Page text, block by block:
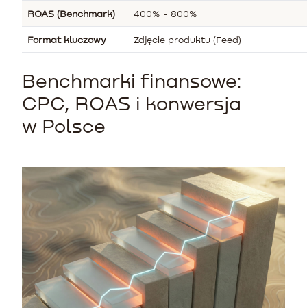
ROAS (Benchmark) 400% - 800%
Format kluczowy Zdjęcie produktu (Feed)
Benchmarki finansowe:
CPC, ROAS i konwersja
w Polsce